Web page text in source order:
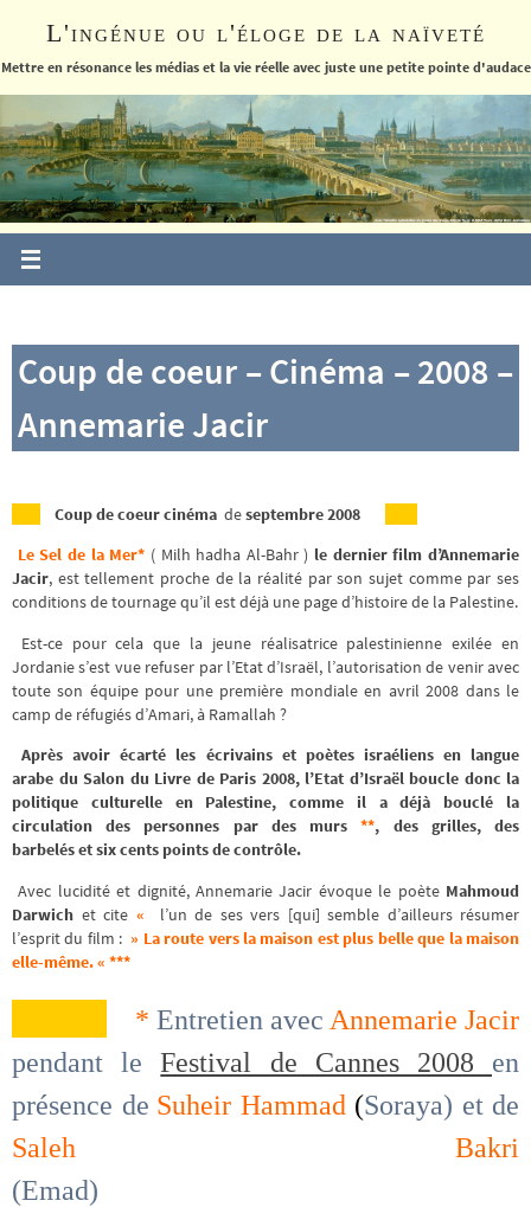
le
L'ingénue ou l'éloge de la naïveté
Mettre en résonance les médias et la vie réelle avec juste une petite pointe d'audace
Coup de coeur – Cinéma – 2008 –
Annemarie Jacir
Coup de coeur cinéma deseptembre 2008
Le Sel de la Mer* ( Milh hadha Al-Bahr ) le dernier film d’Annemarie
Jacir, est tellement proche de la réalité par son sujet comme par ses
conditions de tournage qu’il est déjà une page d’histoire de la Palestine.
Est-ce pour cela que la jeune réalisatrice palestinienne exilée en
Jordanie s’est vue refuser par l’Etat d’Israël, l’autorisation de venir avec
toute son équipe pour une première mondiale en avril 2008 dans le
camp de réfugiés d’Amari, à Ramallah ?
Après avoir écarté les écrivains et poètes israéliens en langue
arabe du Salon du Livre de Paris 2008, l’Etat d’Israël boucle donc la
politique culturelle en Palestine, comme il a déjà bouclé la
circulation des personnes par des murs**, des grilles, des
barbelés et six cents points de contrôle.
Avec lucidité et dignité, Annemarie Jacir évoque le poète Mahmoud
Darwich et cite «
l’un de ses vers [qui] semble d’ailleurs résumer
l’esprit du film : » La route vers la maison est plus belle que la maison
elle-même. « ***
* Entretien avec Annemarie Jacir
pendant leFestival de Cannes 2008 en
présence de Suheir Hammad (Soraya) et de
Saleh Bakri
(Emad)